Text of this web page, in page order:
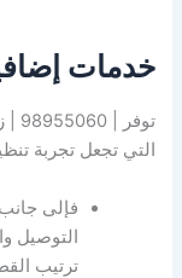
خدمات
التي تجعل تجربة
فإلى
التوصيل
ترتيب